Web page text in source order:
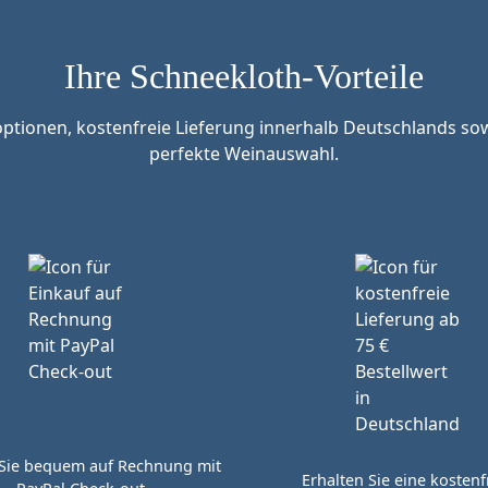
Ihre Schneekloth-Vorteile
kostenfreie Lieferung innerhalb Deutschlands
perfekte Weinauswahl.
bequem auf Rechnung mit
Erhalten Sie eine